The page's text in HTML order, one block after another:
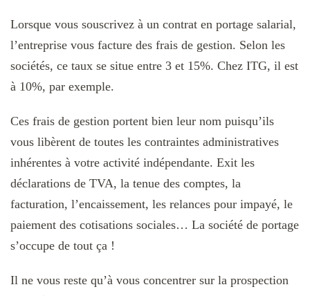
Lorsque vous souscrivez à un contrat en portage salarial,
l’entreprise vous facture des frais de gestion. Selon les
sociétés, ce taux se situe entre 3 et 15%. Chez ITG, il est
à 10%, par exemple.
Ces frais de gestion portent bien leur nom puisqu’ils
vous libèrent de toutes les contraintes administratives
inhérentes à votre activité indépendante. Exit les
déclarations de TVA, la tenue des comptes, la
facturation, l’encaissement, les relances pour impayé, le
paiement des cotisations sociales… La société de portage
s’occupe de tout ça !
Il ne vous reste qu’à vous concentrer sur la prospection